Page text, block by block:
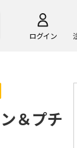
ログイン
＆プチ